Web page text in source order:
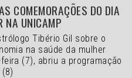
COMEMORAÇÕES DO DIA
NA UNICAMP
Tibério Gil sobre o
na saúde da mulher
(7), abriu a programação